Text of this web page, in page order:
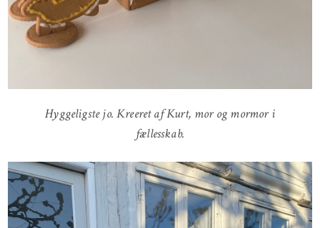
Hyggeligste jo. Kreeret af Kurt, mor og mormor i
fællesskab.